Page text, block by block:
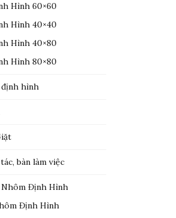
Hình 60×60
Hình 40×40
Hình 40×80
Hình 80×80
hình
bàn làm việc
Nhôm Định Hình
Định Hình